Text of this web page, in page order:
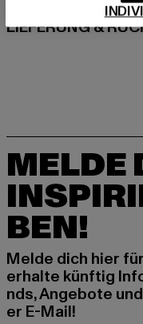
LIEFERUNG &
MELDE
BEN!
Melde dich hier
erhalte künftig
nds, Angebote
er E-Mail!